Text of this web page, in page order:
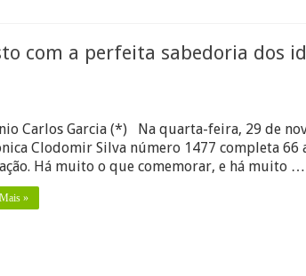
com a perfeita sabedoria dos
Carlos Garcia (*) Na quarta-feira, 29 de
Clodomir Silva número 1477 completa 66
Há muito o que comemorar, e há muito …
»